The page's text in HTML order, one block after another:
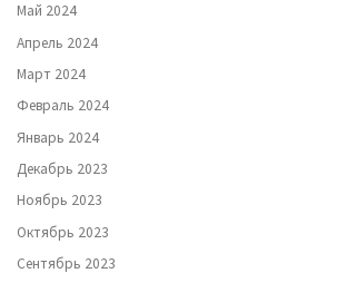
Май 2024
Апрель 2024
Март 2024
Февраль 2024
Январь 2024
Декабрь 2023
Ноябрь 2023
Октябрь 2023
Сентябрь 2023